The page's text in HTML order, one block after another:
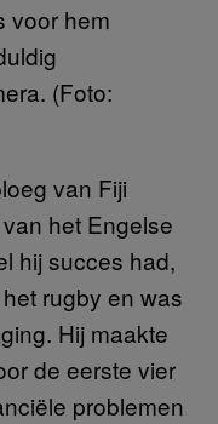
voor hem
(Foto:
van Fiji
het Engelse
hij succes had,
rugby en was
Hij maakte
de eerste vier
problemen